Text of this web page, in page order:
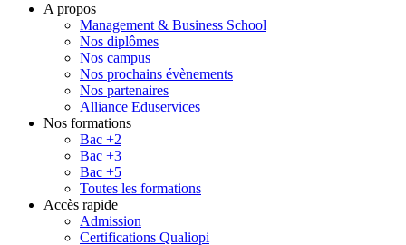
A propos
Management & Business School
Nos diplômes
Nos campus
Nos prochains évènements
Nos partenaires
Alliance Eduservices
Nos formations
Bac +2
Bac +3
Bac +5
Toutes les formations
Accès rapide
Admission
Certifications Qualiopi